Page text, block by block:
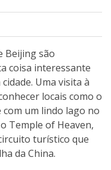
Beijing são
coisa interessante
Uma visita à
locais como o
um lindo lago no
Temple of Heaven,
turístico que
da China.